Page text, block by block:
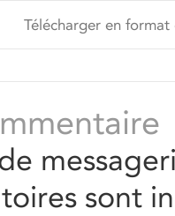
Télécharger en
sont